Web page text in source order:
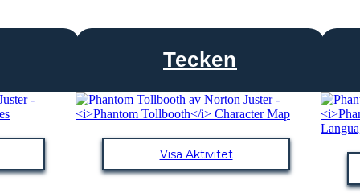
Tecken
Visa Aktivitet